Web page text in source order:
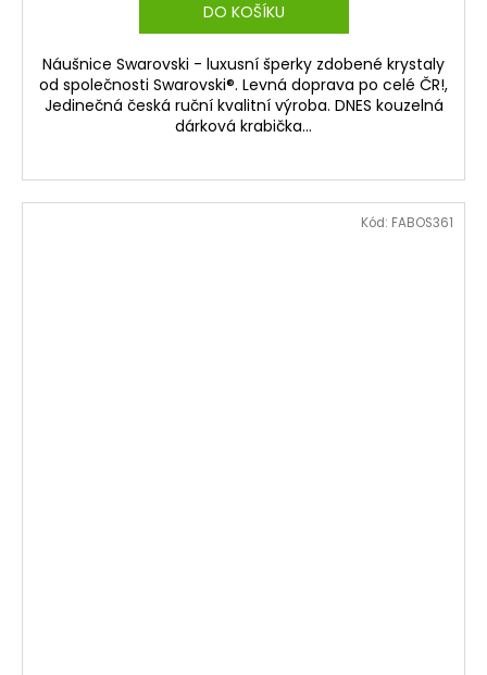
DO KOŠÍKU
Náušnice Swarovski - luxusní šperky zdobené krystaly
od společnosti Swarovski®. Levná doprava po celé ČR!,
Jedinečná česká ruční kvalitní výroba. DNES kouzelná
dárková krabička...
Kód: FABOS361